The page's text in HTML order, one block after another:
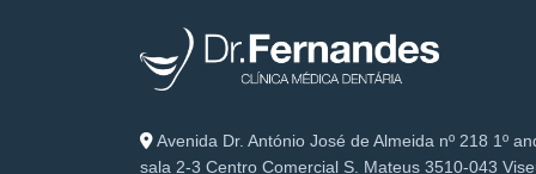
Avenida Dr. António José de Almeida nº 218 1º
sala 2-3 Centro Comercial S. Mateus 3510-043